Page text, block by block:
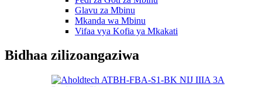
Glavu za Mbinu
Mkanda wa Mbinu
Vifaa vya Kofia ya Mkakati
Bidhaa zilizoangaziwa